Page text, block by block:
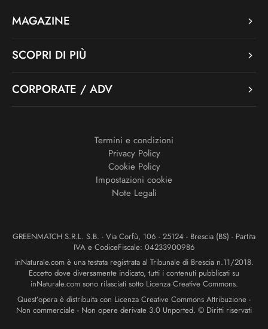
MAGAZINE
SCOPRI DI PIÙ
CORPORATE / ADV
Termini e condizioni
Privacy Policy
Cookie Policy
Impostazioni cookie
Note Legali
GREENMATCH S.R.L. S.B. - Via Corfù, 106 - 25124 - Brescia (BS) - Partita
IVA e CodiceFiscale: 04233900986
inNaturale.com è una testata registrata al Tribunale di Brescia n.11/2018.
Eccetto dove diversamente indicato, tutti i contenuti pubblicati su
inNaturale.com sono rilasciati sotto Licenza Creative Commons.
Quest’opera è distribuita con Licenza Creative Commons Attribuzione -
Non commerciale - Non opere derivate 3.0 Unported. © Diritti riservati